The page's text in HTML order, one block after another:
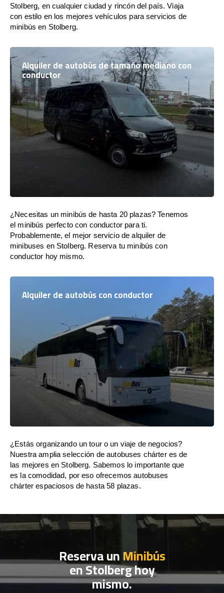
Stolberg, en cualquier ciudad y rincón del país. Viaja
con estilo en los mejores vehículos para servicios de
minibús en Stolberg.
Alquiler de autobús de tamaño mediano con
conductor
¿Necesitas un minibús de hasta 20 plazas? Tenemos
el minibús perfecto con conductor para ti.
Probablemente, el mejor servicio de alquiler de
minibuses en Stolberg. Reserva tu minibús con
conductor hoy mismo.
Alquiler de autobús con conductor
¿Estás organizando un tour o un viaje de negocios?
Nuestra amplia selección de autobuses chárter es de
las mejores en Stolberg. Sabemos lo importante que
es la comodidad, por eso ofrecemos autobuses
chárter espaciosos de hasta 58 plazas.
Reserva unMinibús
en Stolberg hoy
mismo.